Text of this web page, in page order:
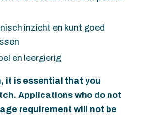
inzicht en kunt goed
en leergierig
it is essential that you
Applications who do not
requirement will not be